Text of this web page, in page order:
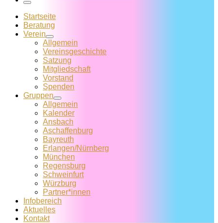
Menü
Startseite
Beratung
Verein
Allgemein
Vereins­geschichte
Satzung
Mitglied­schaft
Vorstand
Spenden
Gruppen
Allgemein
Kalender
Ansbach
Aschaffenburg
Bayreuth
Erlangen/Nürnberg
München
Regensburg
Schweinfurt
Würzburg
Partner*innen
Infobereich
Aktuelles
Kontakt